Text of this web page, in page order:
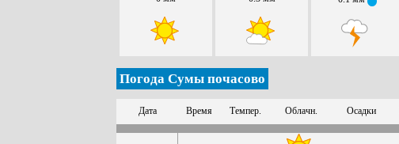
Погода Сумы почасово
Дата Время Темпер. Облачн. Осадки